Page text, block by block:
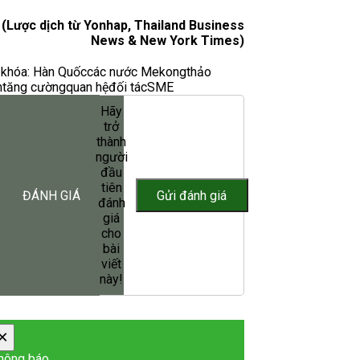
(Lược dịch từ Yonhap, Thailand Business
News & New York Times)
Hàn Quốccác nước Mekongthảo
tăng cườngquan hệđối tácSME
ĐÁNH GIÁ
Hãy
trở
thành
người
đầu
tiên
đánh
giá
cho
bài
viết
này!